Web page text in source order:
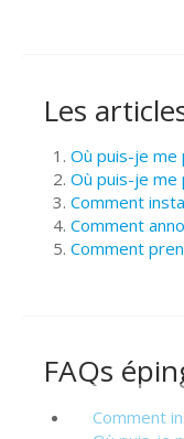
Les
Où puis-je me
Où puis-je me
Comment
Comment
Comment
FAQs
Comment